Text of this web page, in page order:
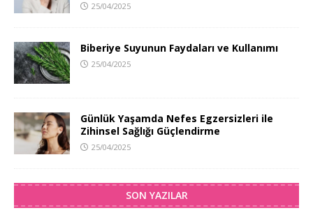
25/04/2025
Biberiye Suyunun Faydaları ve Kullanımı
25/04/2025
Günlük Yaşamda Nefes Egzersizleri ile
Zihinsel Sağlığı Güçlendirme
25/04/2025
SON YAZILAR